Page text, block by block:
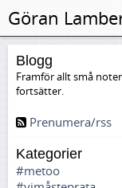
Blogg
Framför allt små
fortsätter.
Prenumera/rss
Kategorier
#metoo
Göran
Hyllningar